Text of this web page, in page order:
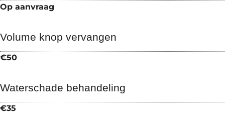
Op aanvraag
Volume knop vervangen
€50
Waterschade behandeling
€35